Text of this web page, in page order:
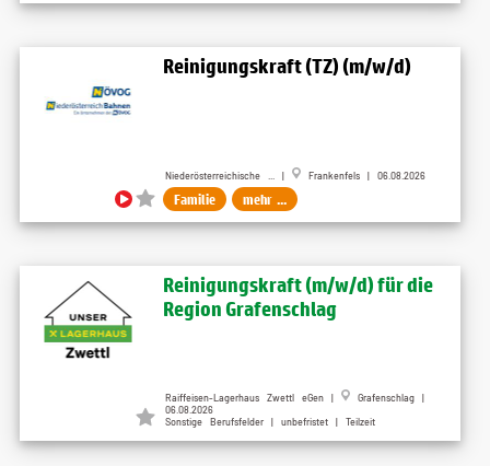
Reinigungskraft (TZ) (m/w/d)
Niederösterreichische ... | Frankenfels | 06.08.2026
Familie mehr ...
Reinigungskraft (m/w/d) für die
Region Grafenschlag
Raiffeisen-Lagerhaus Zwettl eGen |
Grafenschlag |
06.08.2026
Sonstige Berufsfelder | unbefristet | Teilzeit